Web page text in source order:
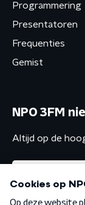
Programmering
Presentatoren
Frequenties
Gemist
NPO 3FM
Altijd op de